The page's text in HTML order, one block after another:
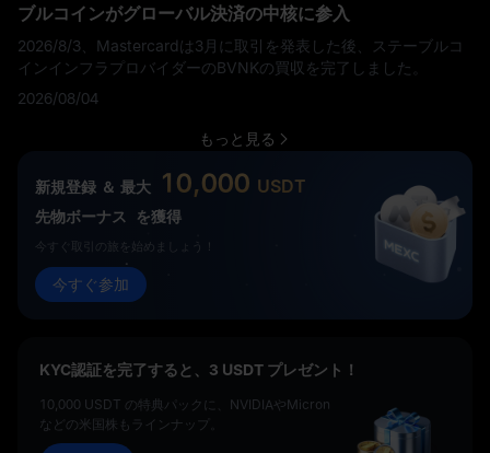
ブルコインがグローバル決済の中核に参入
2026/8/3、Mastercardは3月に取引を発表した後、ステーブルコ
インインフラプロバイダーのBVNKの買収を完了しました。
2026/08/04
もっと見る
新規登録 ＆ 最大 10,000 USDT
先物ボーナス を獲得
今すぐ取引の旅を始めましょう！
今すぐ参加
KYC認証を完了すると、3 USDT プレゼント！
10,000 USDT の特典パックに、NVIDIAやMicron
などの米国株もラインナップ。